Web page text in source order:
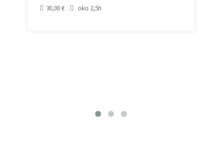
30,00€ oko 2,5h